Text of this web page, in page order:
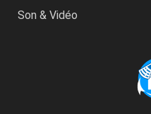
Son & Vidéo